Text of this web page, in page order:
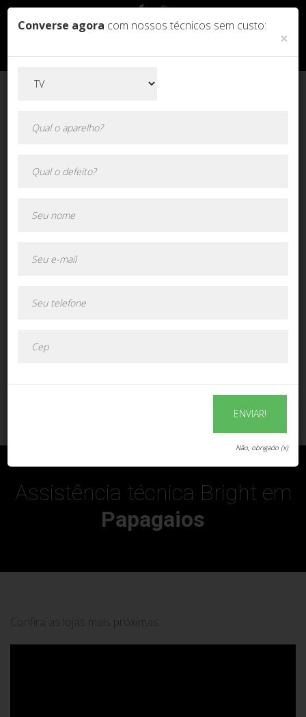
Assistência técnica Bright em
Papagaios
Confira as lojas mais próximas:
Converse agora com nossos técnicos sem custo:
×
ENVIAR!
Não, obrigado (x)